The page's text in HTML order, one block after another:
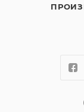
хорошо
так и в
выпускаются в
В